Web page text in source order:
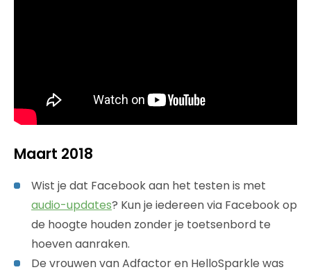
Maart 2018
Wist je dat Facebook aan het testen is met
audio-updates? Kun je iedereen via Facebook op
de hoogte houden zonder je toetsenbord te
hoeven aanraken.
De vrouwen van Adfactor en HelloSparkle was